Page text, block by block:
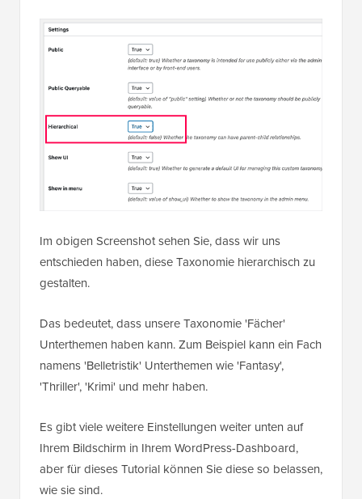
Im obigen Screenshot sehen Sie, dass wir uns
entschieden haben, diese Taxonomie hierarchisch zu
gestalten.
Das bedeutet, dass unsere Taxonomie 'Fächer'
Unterthemen haben kann. Zum Beispiel kann ein Fach
namens 'Belletristik' Unterthemen wie 'Fantasy',
'Thriller', 'Krimi' und mehr haben.
Es gibt viele weitere Einstellungen weiter unten auf
Ihrem Bildschirm in Ihrem WordPress-Dashboard,
aber für dieses Tutorial können Sie diese so belassen,
wie sie sind.